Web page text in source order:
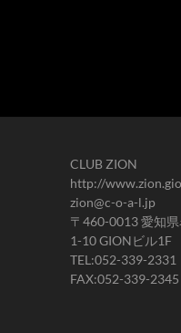
CLUB ZION
http://
zion@c-o-a-l.jp
〒460-0013 愛知
1-10 GIONビル1F
TEL:052-339-2331
FAX:052-339-2345